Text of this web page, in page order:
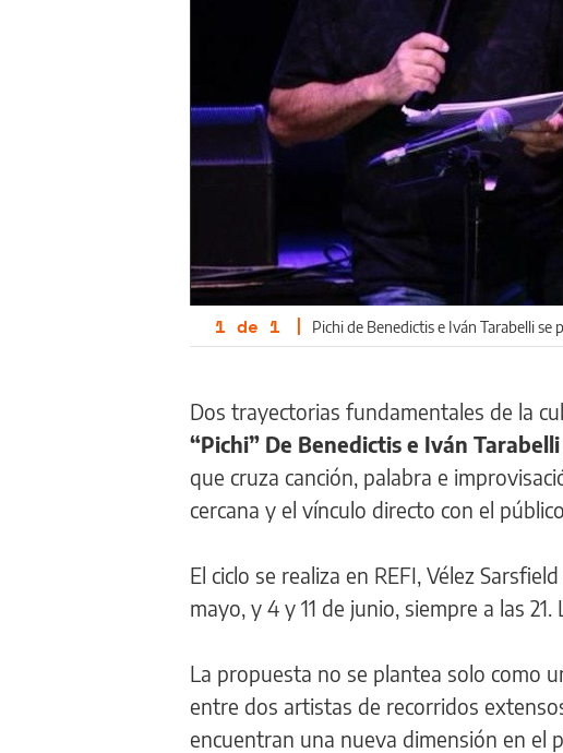
1 de 1 | Pichi de Benedictis e Iván Tarabelli se
Dos trayectorias fundamentales de la
“Pichi” De Benedictis e Iván
que cruza canción, palabra e
cercana y el vínculo directo con el
El ciclo se realiza en REFI, Vélez
mayo, y 4 y 11 de junio, siempre a las
La propuesta no se plantea solo como
entre dos artistas de recorridos
encuentran una nueva dimensión en el